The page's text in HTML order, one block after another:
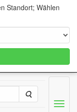
Suche
Menu
Standort; Wählen